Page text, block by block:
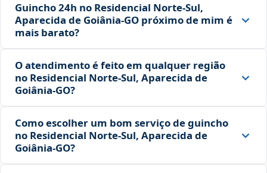
Guincho 24h no Residencial Norte-Sul,
Aparecida de Goiânia‑GO próximo de mim é
mais barato?
O atendimento é feito em qualquer região
no Residencial Norte-Sul, Aparecida de
Goiânia‑GO?
Como escolher um bom serviço de guincho
no Residencial Norte-Sul, Aparecida de
Goiânia‑GO?